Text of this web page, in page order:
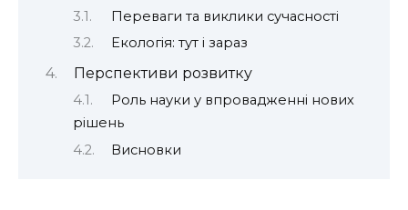
Переваги та виклики сучасності
Екологія: тут і зараз
Перспективи розвитку
Роль науки у впровадженні нових
рішень
Висновки